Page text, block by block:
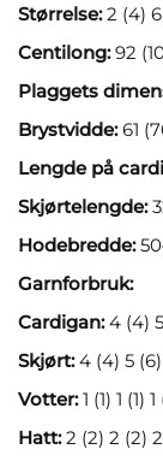
Størrelse:2 (4) 6
Centilong:92
Plaggets
Brystvidde:61
Lengde på
Skjørtelengde:
Hodebredde:
Garnforbruk:
Cardigan:4 (4)
Skjørt:4 (4) 5 (6)
Votter:1 (1) 1 (1)
Hatt:2 (2) 2 (2)